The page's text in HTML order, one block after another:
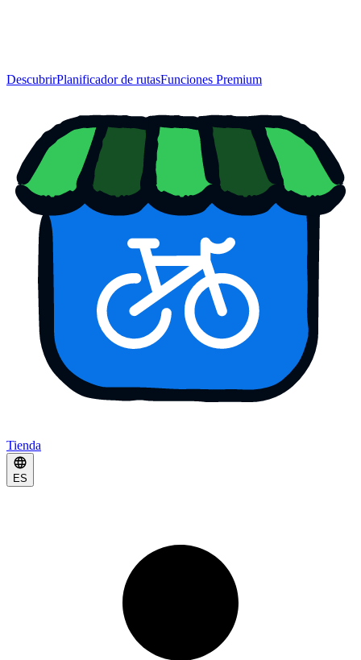
DescubrirPlanificador de rutasFunciones Premium
Tienda
ES